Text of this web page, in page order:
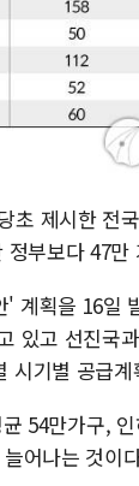
초 제시한 전
부보다 47
계획을 16일
있고 선진국
기별 공급
54만가구,
어나는 것이